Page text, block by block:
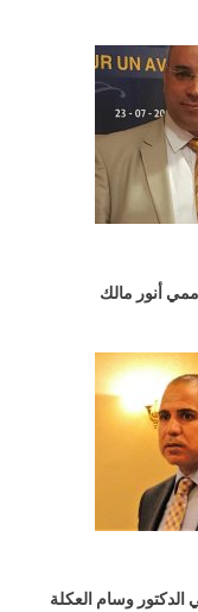
أنور مالك
الدكتور وسام العكلة